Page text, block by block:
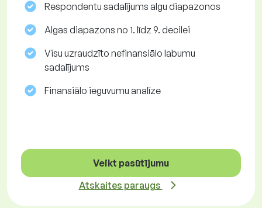
Respondentu sadalījums algu diapazonos
Algas diapazons no 1. līdz 9. decilei
Visu uzraudzīto nefinansiālo labumu
sadalījums
Finansiālo ieguvumu analīze
Veikt pasūtījumu
Atskaites paraugs